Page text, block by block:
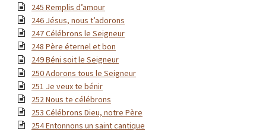
245 Remplis d’amour
246 Jésus, nous t’adorons
247 Célébrons le Seigneur
248 Père éternel et bon
249 Béni soit le Seigneur
250 Adorons tous le Seigneur
251 Je veux te bénir
252 Nous te célébrons
253 Célébrons Dieu, notre Père
254 Entonnons un saint cantique